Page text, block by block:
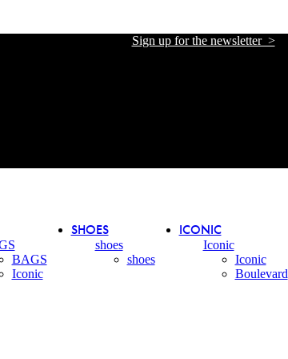
Sign up for the newsletter >
BAGS
Iconic
SHOES
shoes
shoes
ICONIC
Iconic
Iconic
Boulevard